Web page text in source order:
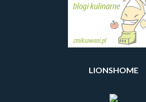
LIONSHOME